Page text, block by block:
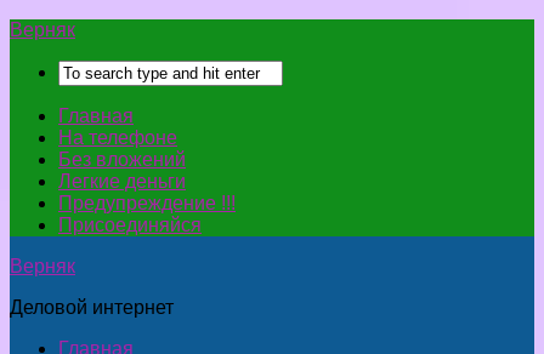
Верняк
Главная
На телефоне
Без вложений
Легкие деньги
Предупреждение !!!
Присоединяйся
Верняк
Деловой интернет
Главная